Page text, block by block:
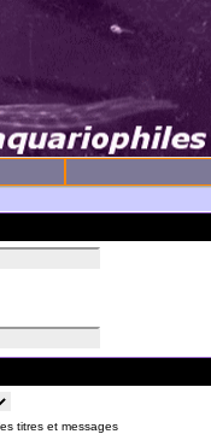
titres et messages